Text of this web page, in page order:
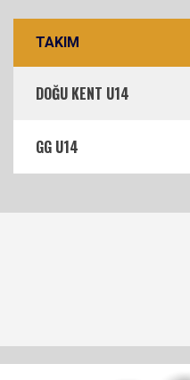
TAKIM
DOĞU KENT U14
GG U14